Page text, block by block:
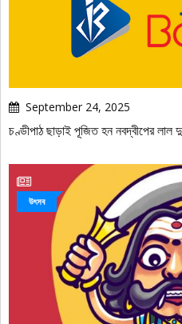
September 24, 2025
চণ্ডীপাঠ ছাড়াই পূজিত হন নবদ্বীপের
উৎসব